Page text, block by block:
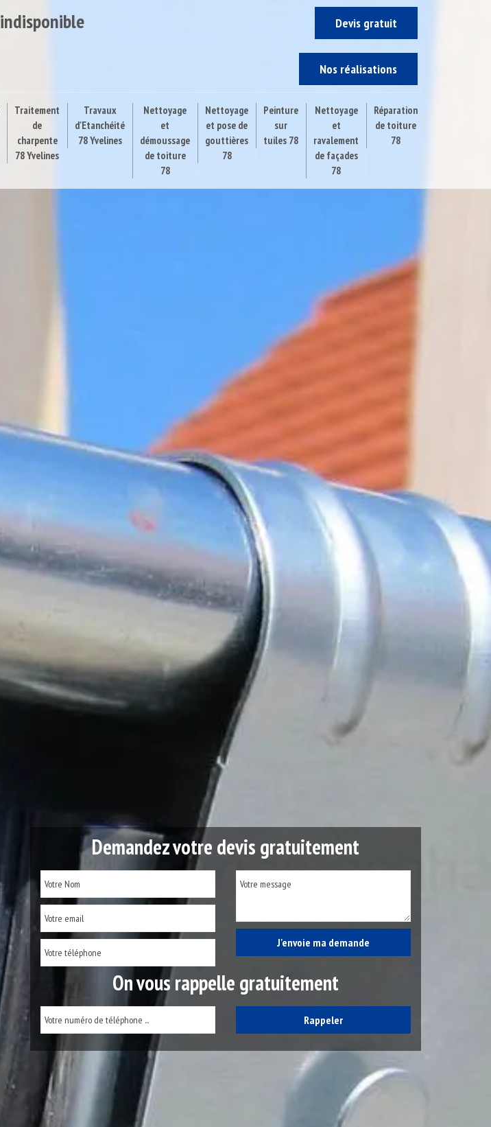
indisponible Devis gratuit
Nos réalisations
Traitement
de
charpente
78 Yvelines
Travaux
d'Etanchéité
78 Yvelines
Nettoyage
et
démoussage
de toiture
78
Nettoyage
et pose de
gouttières
78
Peinture
sur
tuiles 78
Nettoyage
et
ravalement
de façades
78
Réparation
de toiture
78
Demandez votre devis gratuitement
On vous rappelle gratuitement